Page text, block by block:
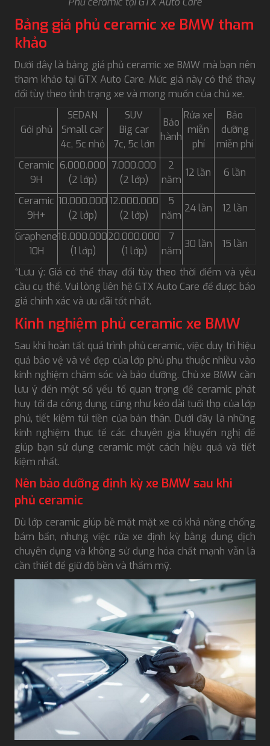
Bảng giá phủ ceramic xe BMW tham
khảo
Dưới đây là bảng giá phủ ceramic xe BMW mà bạn nên
tham khảo tại GTX Auto Care. Mức giá này có thể thay
đổi tùy theo tình trạng xe và mong muốn của chủ xe.
Gói phủ
SEDAN
Small car
4c, 5c nhỏ
SUV
Big car
7c, 5c lớn
Bảo
hành
Rửa xe
miễn
phí
Bảo
dưỡng
miễn phí
Ceramic
9H
6.000.000
(2 lớp)
7.000.000
(2 lớp)
2
năm
12 lần 6 lần
Ceramic
9H+
10.000.000
(2 lớp)
12.000.000
(2 lớp)
5
năm
24 lần 12 lần
Graphene
10H
18.000.000
(1 lớp)
20.000.000
(1 lớp)
7
năm
30 lần 15 lần
*Lưu ý: Giá có thể thay đổi tùy theo thời điểm và yêu
cầu cụ thể. Vui lòng liên hệ GTX Auto Care để được báo
giá chính xác và ưu đãi tốt nhất.
Kinh nghiệm phủ ceramic xe BMW
Sau khi hoàn tất quá trình phủ ceramic, việc duy trì hiệu
quả bảo vệ và vẻ đẹp của lớp phủ phụ thuộc nhiều vào
kinh nghiệm chăm sóc và bảo dưỡng. Chủ xe BMW cần
lưu ý đến một số yếu tố quan trọng để ceramic phát
huy tối đa công dụng cũng như kéo dài tuổi thọ của lớp
phủ, tiết kiệm túi tiền của bản thân. Dưới đây là những
kinh nghiệm thực tế các chuyên gia khuyến nghị để
giúp bạn sử dụng ceramic một cách hiệu quả và tiết
kiệm nhất.
Nên bảo dưỡng định kỳ xe BMW sau khi
phủ ceramic
Dù lớp ceramic giúp bề mặt mặt xe có khả năng chống
bám bẩn, nhưng việc rửa xe định kỳ bằng dung dịch
chuyên dụng và không sử dụng hóa chất mạnh vẫn là
cần thiết để giữ độ bền và thẩm mỹ.